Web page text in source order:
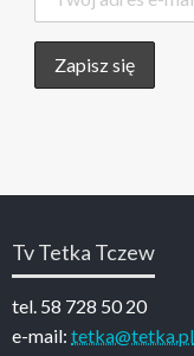
Tv Tetka Tczew
tel. 58 728 50 20
e-mail: tetka@tetka.pl